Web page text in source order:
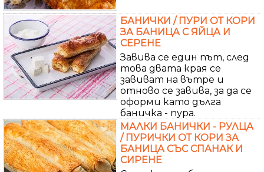
БАНИЧКИ / ПУРИ ОТ КОРИ
ЗА БАНИЦА С ЯЙЦА И
СЕРЕНЕ
Завива се един път, след
това двата края се
завиват на вътре и
отново се завива, за да се
оформи като дълга
баничка - пура.
МАЛКИ БАНИЧКИ - РУЛЦА
/ ПУРИЧКИ ОТ КОРИ ЗА
БАНИЦА СЪС СПАНАК И
СИРЕНЕ